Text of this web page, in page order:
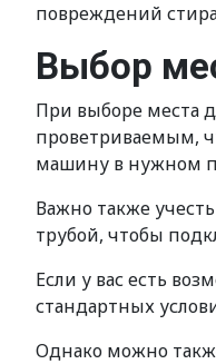
повреждений
Выбор
При выборе места
проветриваемым,
машину в нужном
Важно также
трубой, чтобы
Если у вас есть
стандартных
Однако можно